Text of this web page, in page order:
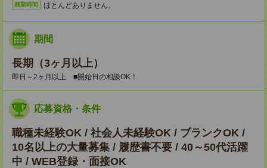
残業時間 ほとんどありません。
期間
長期（3ヶ月以上）
即日～2ヶ月以上 ■開始日の相談OK！
応募資格・条件
職種未経験OK / 社会人未経験OK / ブランクOK /
10名以上の大量募集 / 履歴書不要 / 40～50代活躍
中 / WEB登録・面接OK